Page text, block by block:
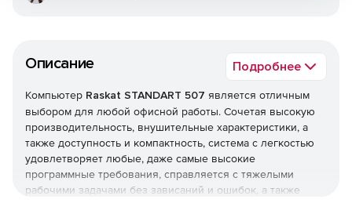
Описание Подробнее
Компьютер Raskat STANDART 507 является отличным
выбором для любой офисной работы. Сочетая высокую
производительность, внушительные характеристики, а
также доступность и компактность, система с легкостью
удовлетворяет любые, даже самые высокие
программные требования, справляется с тяжелыми
рабочими задачами без зависаний и ошибок, а также